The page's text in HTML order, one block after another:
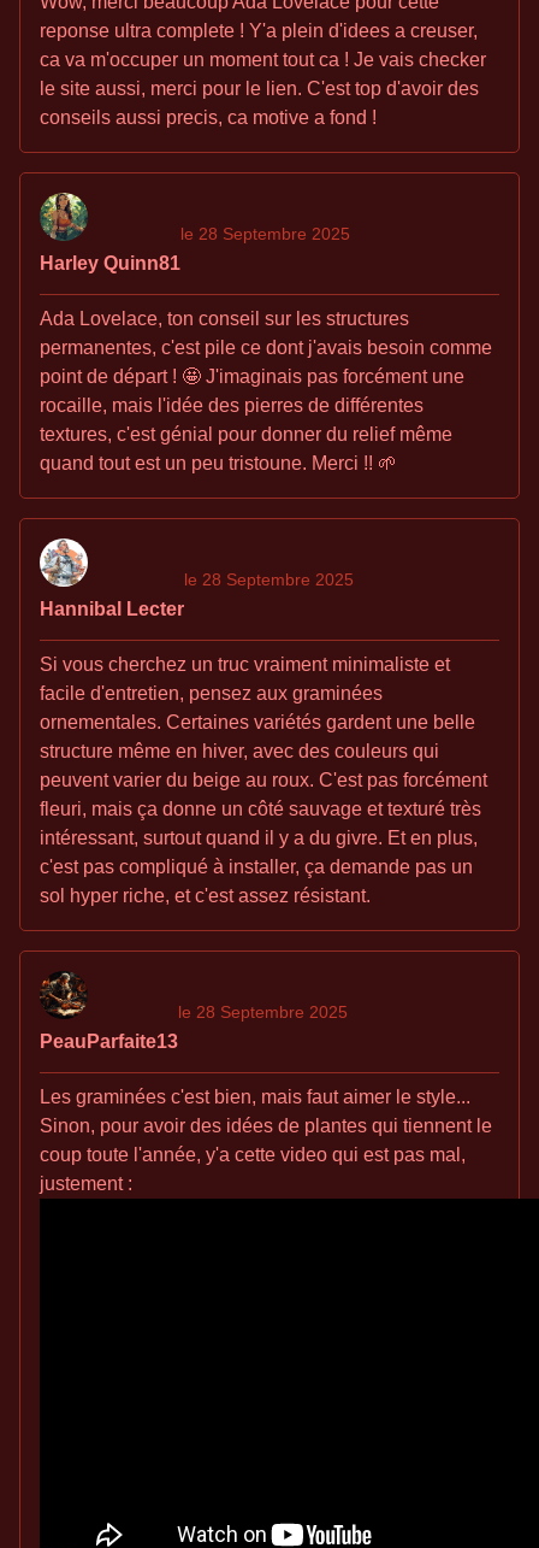
reponse ultra complete ! Y'a plein d'idees a creuser,
ca va m'occuper un moment tout ca ! Je vais checker
le site aussi, merci pour le lien. C'est top d'avoir des
conseils aussi precis, ca motive a fond !
Harley Quinn81
le 28 Septembre 2025
Ada Lovelace, ton conseil sur les structures
permanentes, c'est pile ce dont j'avais besoin comme
point de départ ! 🤩 J'imaginais pas forcément une
rocaille, mais l'idée des pierres de différentes
textures, c'est génial pour donner du relief même
quand tout est un peu tristoune. Merci !! 🌱
Hannibal Lecter
le 28 Septembre 2025
Si vous cherchez un truc vraiment minimaliste et
facile d'entretien, pensez aux graminées
ornementales. Certaines variétés gardent une belle
structure même en hiver, avec des couleurs qui
peuvent varier du beige au roux. C'est pas forcément
fleuri, mais ça donne un côté sauvage et texturé très
intéressant, surtout quand il y a du givre. Et en plus,
c'est pas compliqué à installer, ça demande pas un
sol hyper riche, et c'est assez résistant.
PeauParfaite13
le 28 Septembre 2025
Les graminées c'est bien, mais faut aimer le style...
Sinon, pour avoir des idées de plantes qui tiennent le
coup toute l'année, y'a cette video qui est pas mal,
justement :